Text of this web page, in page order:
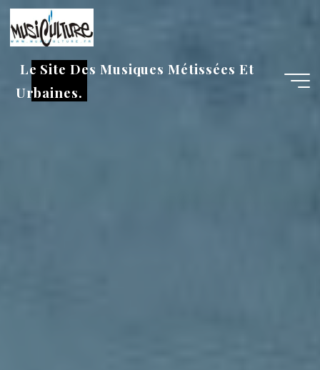
Aller
au
contenu
Le Site Des Musiques Métissées Et
Urbaines.